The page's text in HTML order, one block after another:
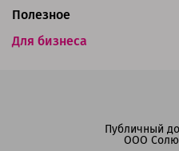
Для бизнеса
Полезное
Публичный
ООО